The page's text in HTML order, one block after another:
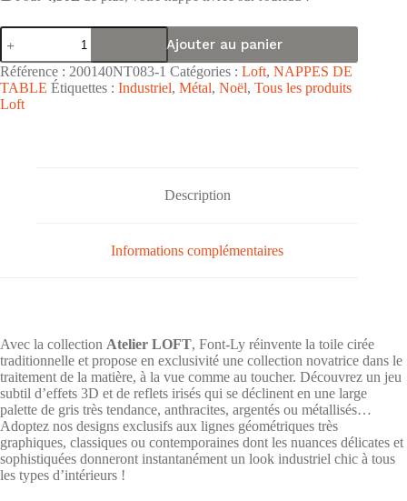
quantité
de
Nappe
toile
cirée
PVC
Ajouter au panier
Référence : 200140NT083-1 Catégories : Loft, NAPPES DE
TABLE Étiquettes : Industriel, Métal, Noël, Tous les produits
Loft
Description
Informations complémentaires
Avec la collection Atelier LOFT, Font-Ly réinvente la toile cirée
traditionnelle et propose en exclusivité une collection novatrice dans le
traitement de la matière, à la vue comme au toucher. Découvrez un jeu
subtil d’effets 3D et de reflets irisés qui se déclinent en une large
palette de gris très tendance, anthracites, argentés ou métallisés…
Adoptez nos designs exclusifs aux lignes géométriques très
graphiques, classiques ou contemporaines dont les nuances délicates et
sophistiquées donneront instantanément un look industriel chic à tous
les types d’intérieurs !